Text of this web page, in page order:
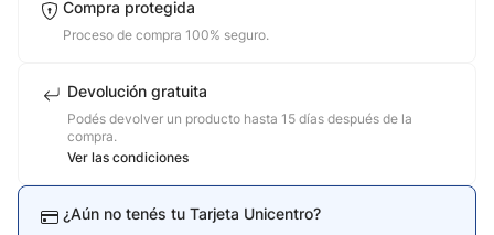
Compra protegida
Proceso de compra 100% seguro.
Devolución gratuita
Podés devolver un producto hasta 15 días después de la
compra.
Ver las condiciones
¿Aún no tenés tu Tarjeta Unicentro?